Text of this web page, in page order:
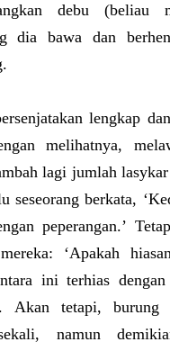
debu (beliau
dia bawa dan
lengkap
melihatnya,
lagi jumlah
seseorang berkata,
peperangan.’
‘Apakah
ini terhias
Akan tetapi, burung
namun